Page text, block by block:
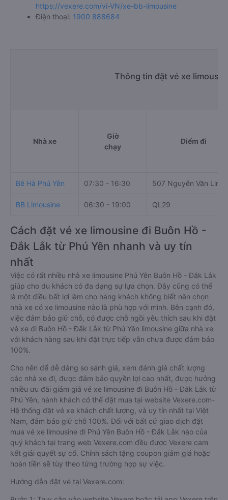
https://vexere.com/vi-VN/xe-bb-limousine
Điện thoại: 1900 888684
Thông tin đặt vé xe
Nhà xe
Giờ
chạy
Điểm đi
Bê Hà Phú Yên 07:30 - 16:30 507 Nguyễn Văn Linh
BB Limousine 06:30 - 19:00 QL29
Cách đặt vé xe limousine đi Buôn Hồ -
Đắk Lắk từ Phú Yên nhanh và uy tín
nhất
Việc có rất nhiều nhà xe limousine Phú Yên Buôn Hồ - Đắk Lắk
giúp cho du khách có đa dạng sự lựa chọn. Đây cũng có thể
là một điều bất lợi làm cho hàng khách không biết nên chọn
nhà xe có xe limousine nào là phù hợp với mình. Bên cạnh đó,
việc đảm bảo giữ chỗ, có được chỗ ngồi yêu thích sau khi đặt
vé xe đi Buôn Hồ - Đắk Lắk từ Phú Yên limousine giữa nhà xe
với khách hàng sau khi đặt trực tiếp vẫn chưa được đảm bảo
100%.
Cho nên để dễ dàng so sánh giá, xem đánh giá chất lượng
các nhà xe đi, được đảm bảo quyền lợi cao nhất, được hưởng
nhiều ưu đãi giảm giá vé xe limousine đi Buôn Hồ - Đắk Lắk từ
Phú Yên, hành khách có thể đặt mua tại website Vexere.com-
Hệ thống đặt vé xe khách chất lượng, và uy tín nhất tại Việt
Nam, đảm bảo giữ chỗ 100%. Đối với bất cứ giao dịch đặt
mua vé xe limousine đi Phú Yên Buôn Hồ - Đắk Lắk nào của
quý khách tại trang web Vexere.com đều được Vexere cam
kết giải quyết sự cố. Chính sách tặng coupon giảm giá hoặc
hoàn tiền sẽ tùy theo từng trường hợp sự việc.
Hướng dẫn đặt vé tại Vexere.com: